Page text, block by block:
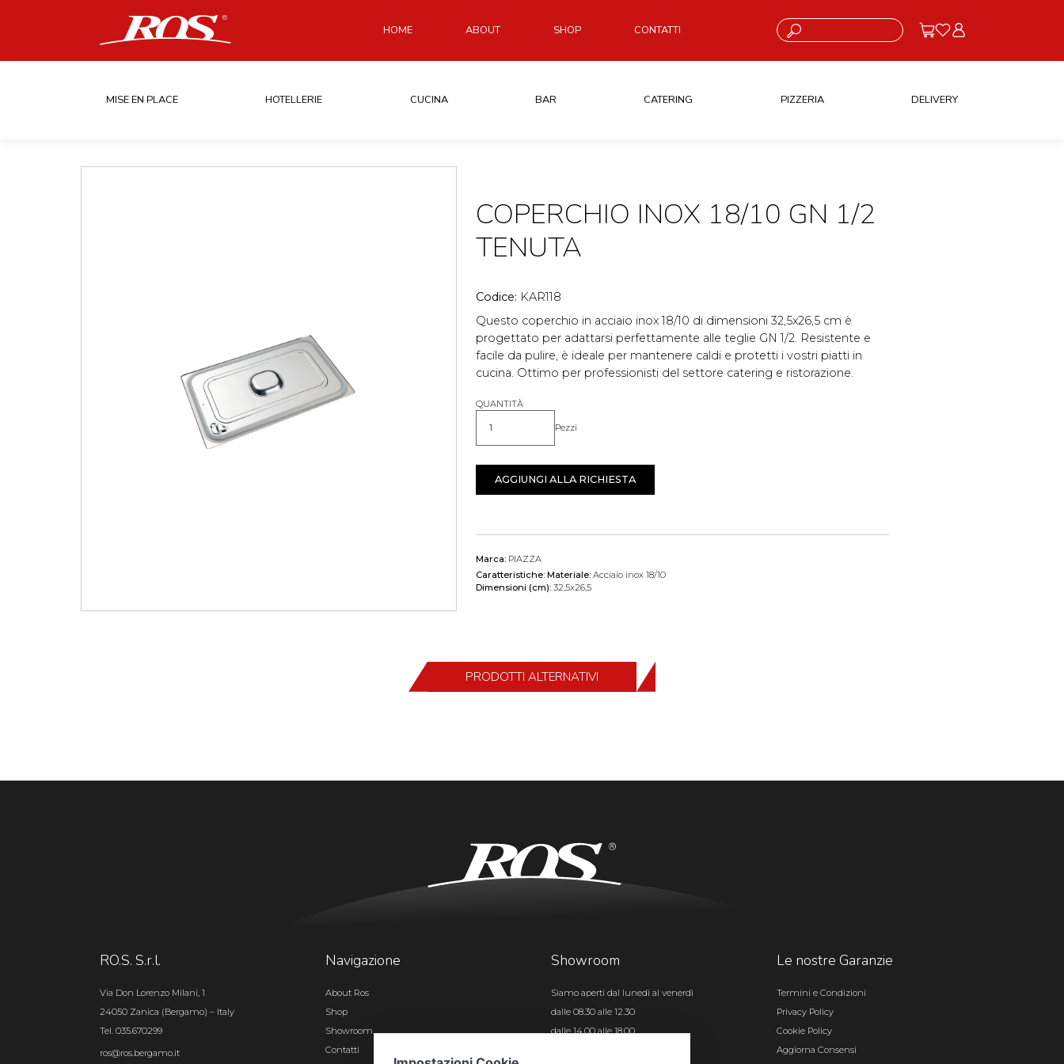
HOME ABOUT SHOP CONTATTI Cosa stai cercando?
MISE EN PLACE HOTELLERIE CUCINA BAR CATERING PIZZERIA DELIVERY
COPERCHIO INOX 18/10 GN 1/2
TENUTA
Codice: KAR118
Questo coperchio in acciaio inox 18/10 di dimensioni 32,5x26,5 cm è
progettato per adattarsi perfettamente alle teglie GN 1/2. Resistente e
facile da pulire, è ideale per mantenere caldi e protetti i vostri piatti in
cucina. Ottimo per professionisti del settore catering e ristorazione.
QUANTITÀ
Quantità Pezzi
AGGIUNGI ALLA RICHIESTA
Marca: PIAZZA
Caratteristiche: Materiale: Acciaio inox 18/10
Dimensioni (cm): 32,5x26,5
PRODOTTI ALTERNATIVI
RO.S. S.r.l.
Via Don Lorenzo Milani, 1
24050 Zanica (Bergamo) – Italy
Tel. 035.670299
ros@ros.bergamo.it
Navigazione
About Ros
Shop
Showroom
Contatti
Showroom
Siamo aperti dal lunedì al venerdì
dalle 08.30 alle 12.30
dalle 14.00 alle 18.00
Le nostre Garanzie
Termini e Condizioni
Privacy Policy
Cookie Policy
Aggiorna Consensi